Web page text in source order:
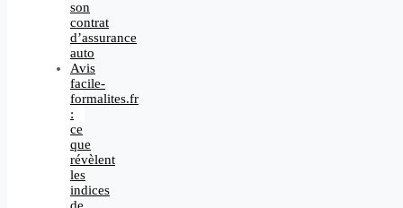
son
contrat
d’assurance
auto
Avis
facile-
formalites.fr
:
ce
que
révèlent
les
indices
de